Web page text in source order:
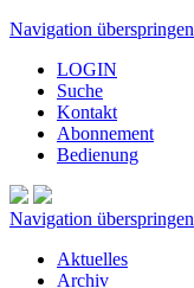
Navigation überspringen
LOGIN
Suche
Kontakt
Abonnement
Bedienung
Navigation überspringen
Aktuelles
Archiv